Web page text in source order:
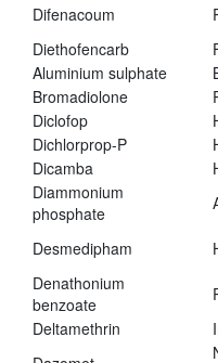
Difenacoum
Diethofencarb
Aluminium sulphate
Bromadiolone
Diclofop
Dichlorprop-P
Dicamba
Diammonium
phosphate
Desmedipham
Denathonium
benzoate
Deltamethrin